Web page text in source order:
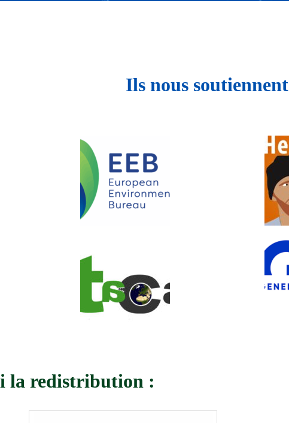
Ils nous soutiennent
la redistribution :